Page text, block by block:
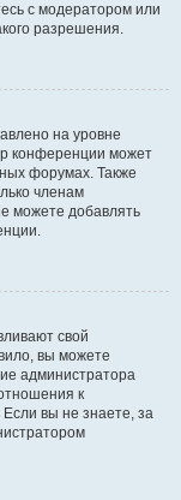
с модератором или
разрешения.
на уровне
конференции может
форумах. Также
членам
можете добавлять
свой
вы можете
администратора
к
вы не знаете, за